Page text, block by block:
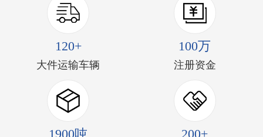
120+
大件运输车辆
100万
注册资金
1900吨 200+